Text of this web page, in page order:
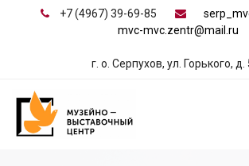
+7 (4967) 39-69-85
mvc-mvc.zentr@mail.ru
г. о. Серпухов, ул. Горького, д.